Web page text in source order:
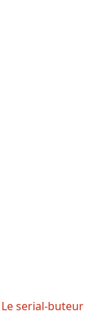
serial-buteur